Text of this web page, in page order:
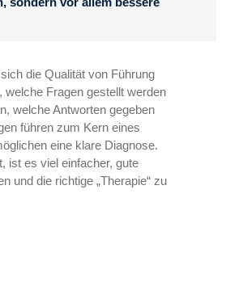
die Qualität von Führung
welche Fragen gestellt werden
welche Antworten gegeben
führen zum Kern eines
eine klare Diagnose.
ist es viel einfacher, gute
und die richtige „Therapie“ zu